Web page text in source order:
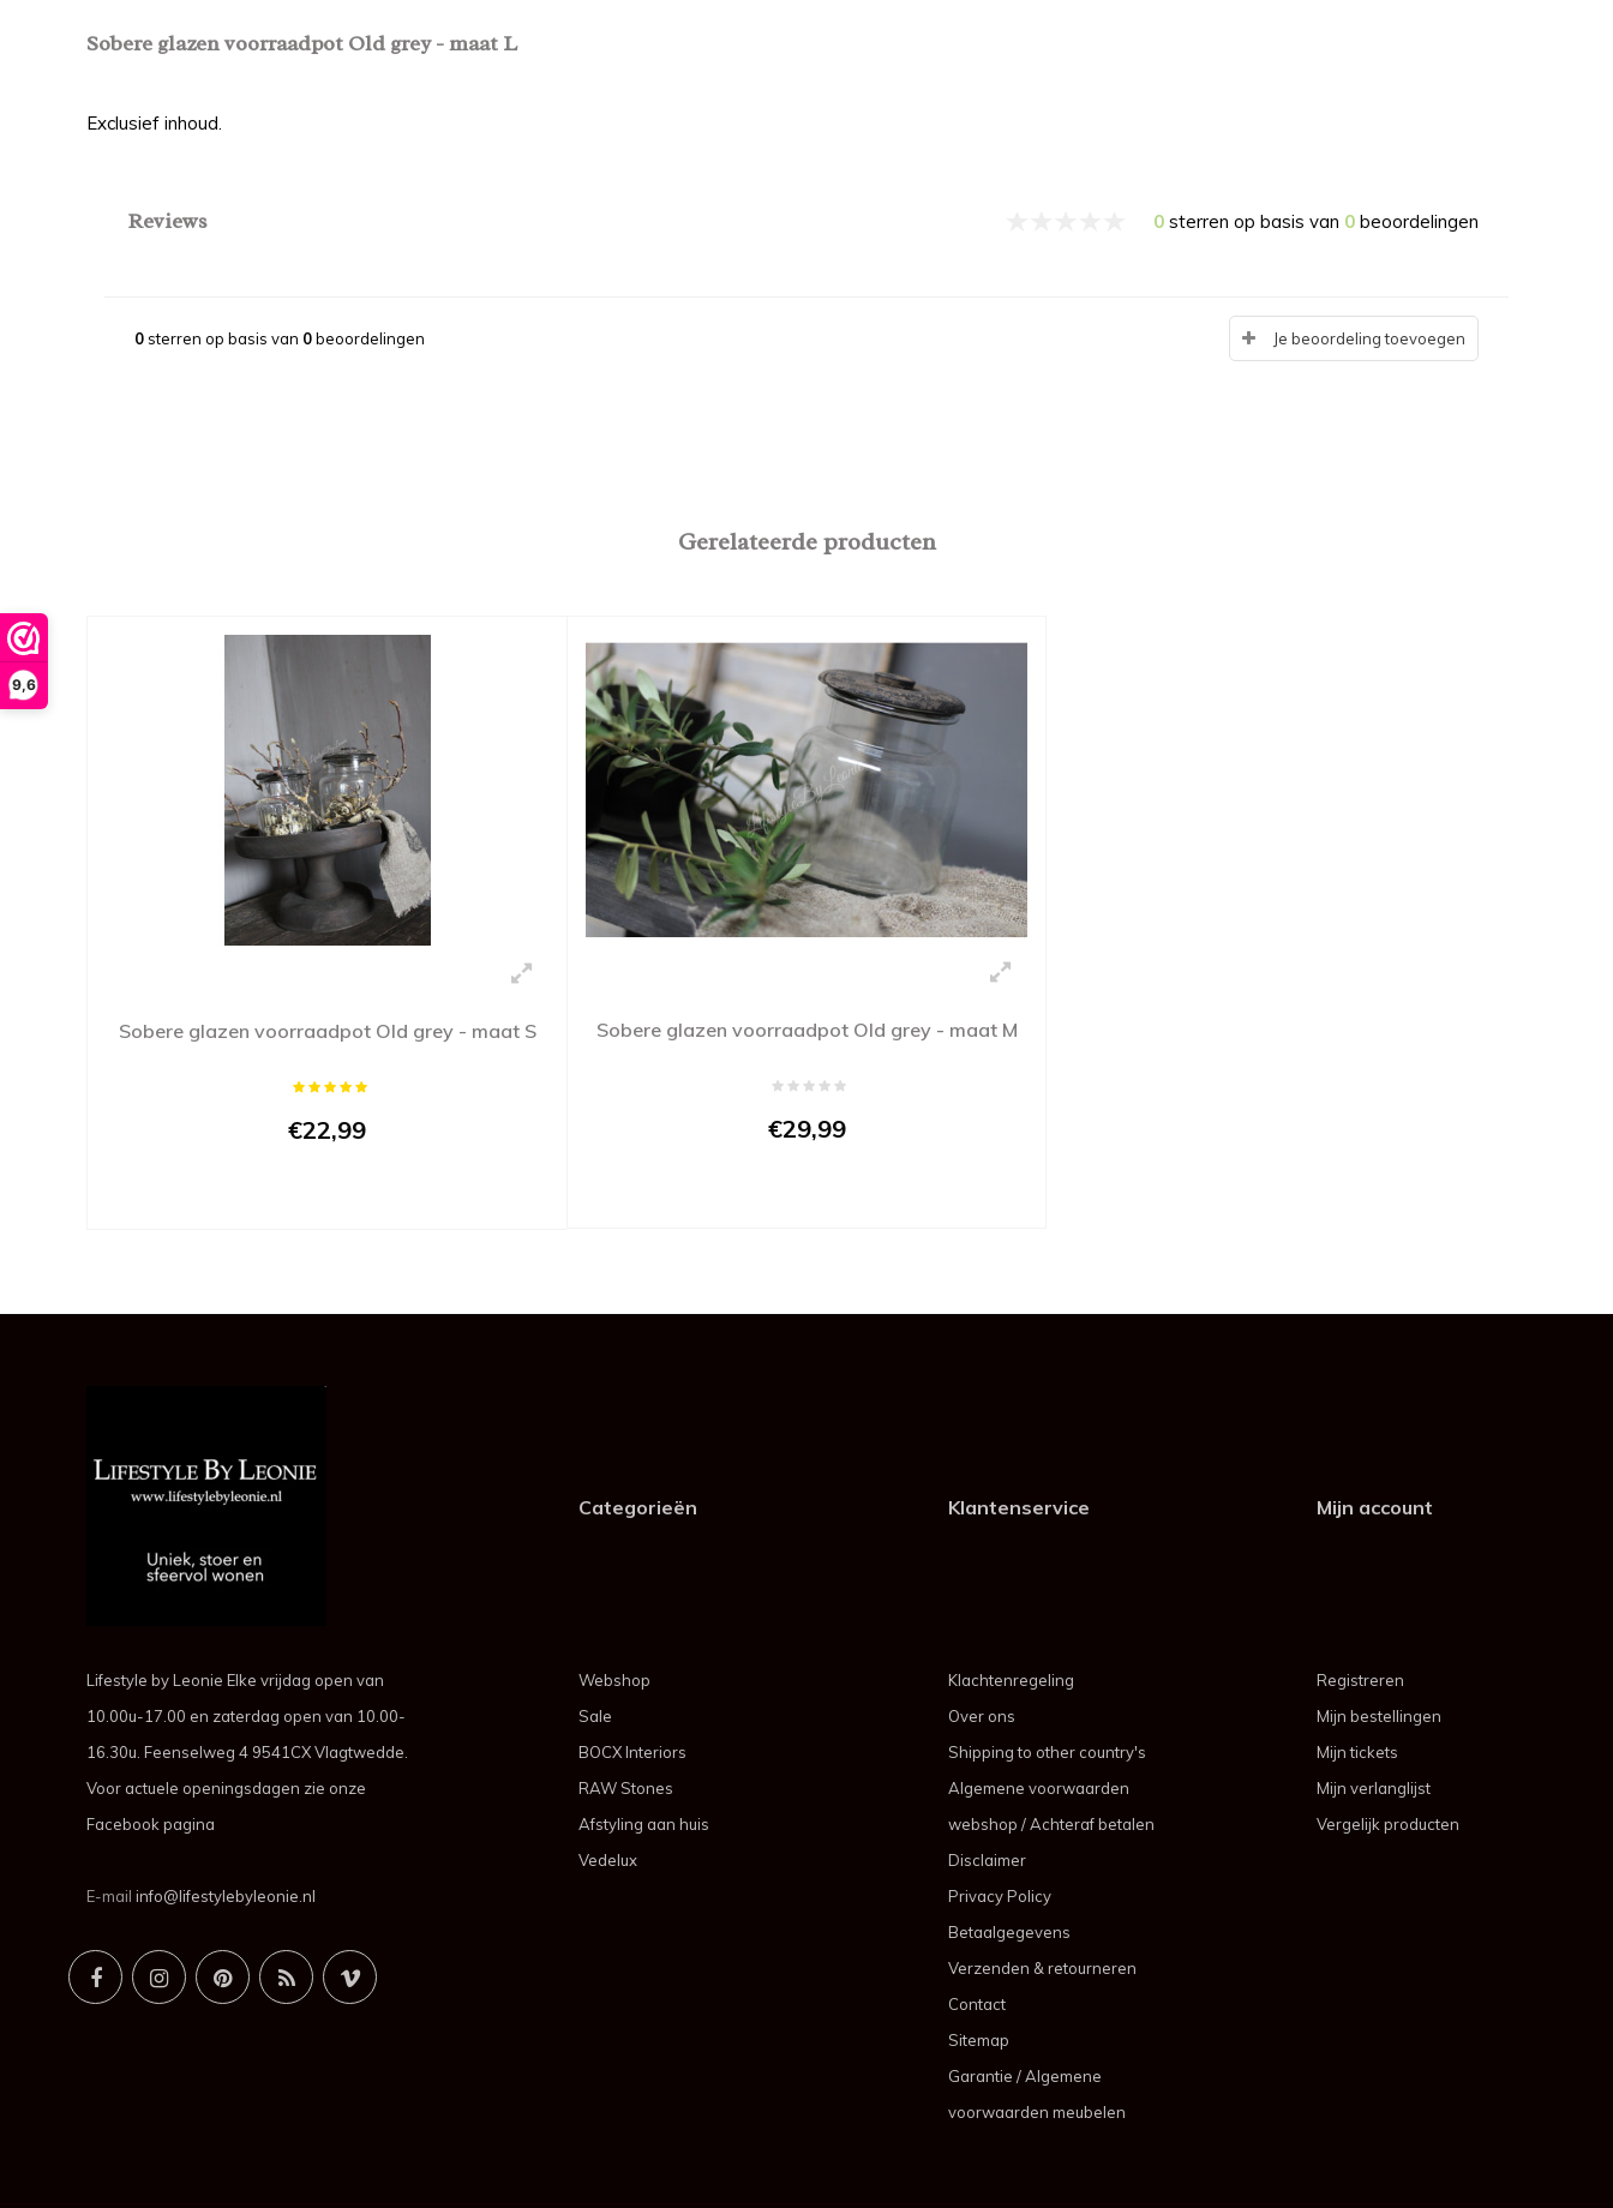
9,6
Sobere glazen voorraadpot Old grey - maat L
Exclusief inhoud.
Reviews 0 sterren op basis van 0 beoordelingen
0sterren op basis van 0beoordelingen Je beoordeling toevoegen
Gerelateerde producten
Sobere glazen voorraadpot Old grey - maat S
€22,99
Sobere glazen voorraadpot Old grey - maat M
€29,99
Lifestyle by Leonie Elke vrijdag open van
10.00u-17.00 en zaterdag open van 10.00-
16.30u. Feenselweg 4 9541CX Vlagtwedde.
Voor actuele openingsdagen zie onze
Facebook pagina
E-mail info@lifestylebyleonie.nl
Categorieën
Webshop
Sale
BOCX Interiors
RAW Stones
Afstyling aan huis
Vedelux
Klantenservice
Klachtenregeling
Over ons
Shipping to other country's
Algemene voorwaarden
webshop / Achteraf betalen
Disclaimer
Privacy Policy
Betaalgegevens
Verzenden & retourneren
Contact
Sitemap
Garantie / Algemene
voorwaarden meubelen
Mijn account
Registreren
Mijn bestellingen
Mijn tickets
Mijn verlanglijst
Vergelijk producten